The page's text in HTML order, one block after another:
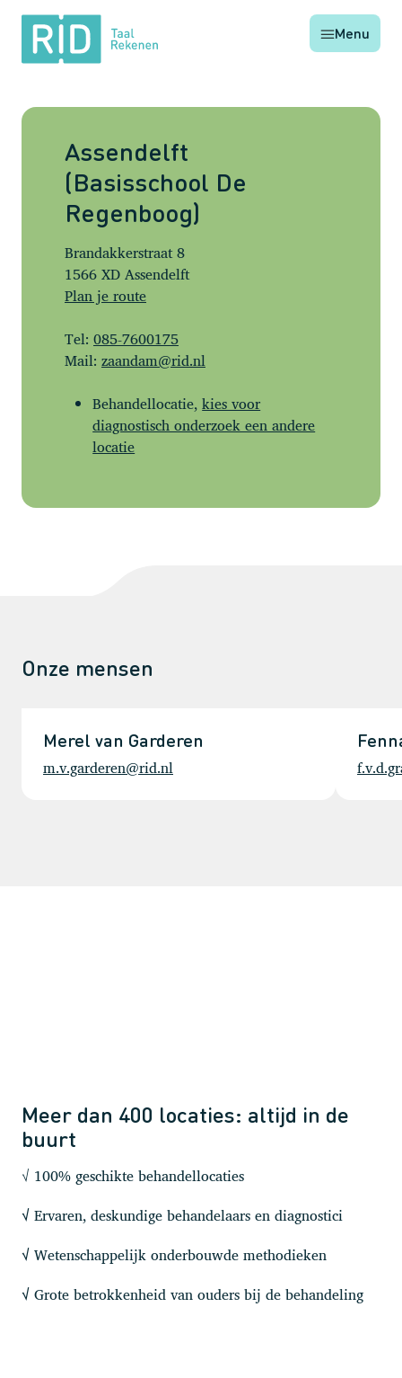
RID
Taal
Rekenen
Menu
Assendelft
(Basisschool De
Regenboog)
Brandakkerstraat 8
1566 XD Assendelft
Plan je route
Tel: 085-7600175
Mail: zaandam@rid.nl
Behandellocatie,kies voor
diagnostisch onderzoek een andere
locatie
Onze mensen
Merel van Garderen
m.v.garderen@rid.nl
Meer dan 400 locaties: altijd in de
buurt
√ 100% geschikte behandellocaties
√ Ervaren, deskundige behandelaars en diagnostici
√ Wetenschappelijk onderbouwde methodieken
√ Grote betrokkenheid van ouders bij de behandeling